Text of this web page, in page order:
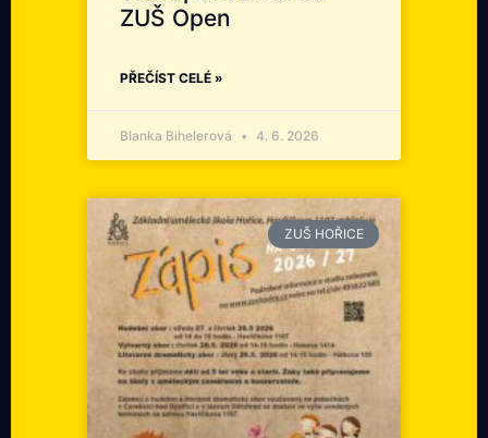
ZUŠ Open
PŘEČÍST CELÉ »
Blanka Bihelerová 4. 6. 2026
ZUŠ HOŘICE